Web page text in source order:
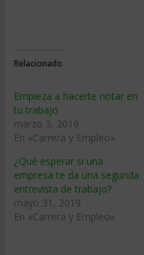
Relacionado
Empieza a hacerte notar en
tu trabajo
marzo 3, 2019
En «Carrera y Empleo»
¿Qué esperar si una
empresa te da una segunda
entrevista de trabajo?
mayo 31, 2019
En «Carrera y Empleo»